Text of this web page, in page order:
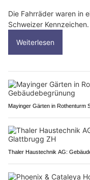
Die Fahrräder waren in
Schweizer Kennzeichen.
Weiterlesen
Mayinger Gärten in Rothenturm
Thaler Haustechnik AG: